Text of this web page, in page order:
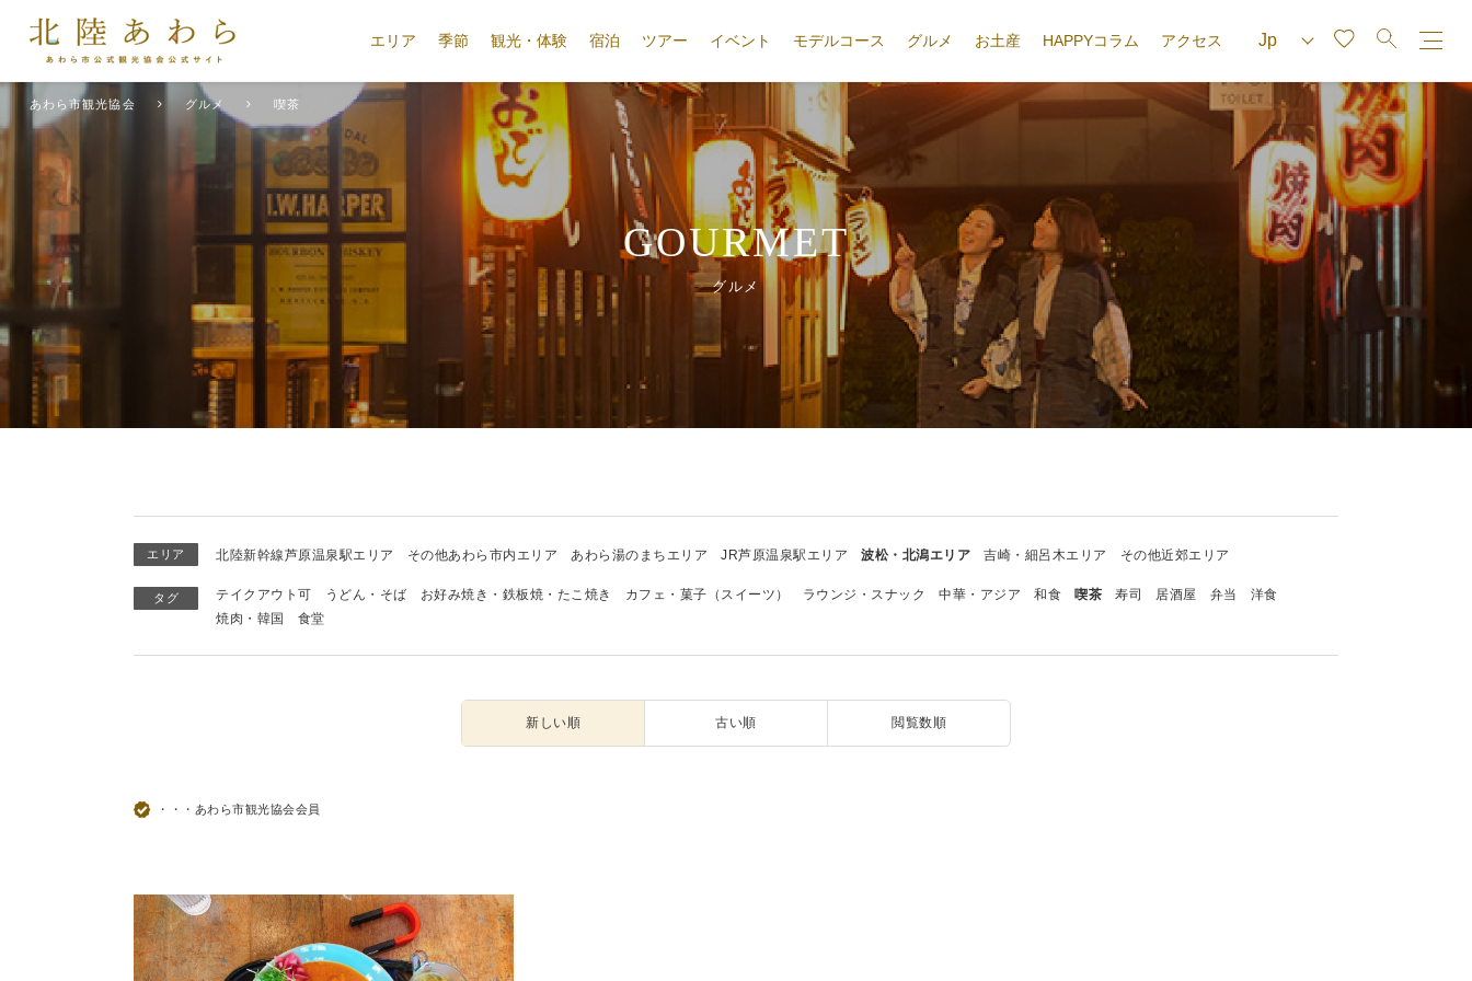
エリア 季節 観光・体験 宿泊 ツアー イベント モデルコース グルメ お土産 HAPPYコラム アクセス
あわら市観光協会 グルメ 喫茶
GOURMET
グルメ
エリア 北陸新幹線芦原温泉駅エリア その他あわら市内エリア あわら湯のまちエリア JR芦原温泉駅エリア 波松・北潟エリア 吉崎・細呂木エリア その他近郊エリア
タグ テイクアウト可 うどん・そば お好み焼き・鉄板焼・たこ焼き カフェ・菓子（スイーツ） ラウンジ・スナック 中華・アジア 和食 喫茶 寿司 居酒屋 弁当
洋食
焼肉・韓国
食堂
新しい順 古い順 閲覧数順
・・・あわら市観光協会会員